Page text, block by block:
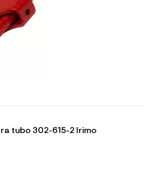
tubo 302-615-2 Irimo